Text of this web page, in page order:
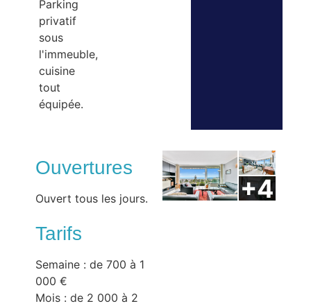
Parking
privatif
sous
l'immeuble,
cuisine
tout
équipée.
Ouvertures
Ouvert tous les jours.
Tarifs
Semaine : de 700 à 1
000 €
Mois : de 2 000 à 2